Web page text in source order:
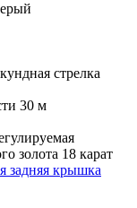
стрелка
30 м
золота 18 карат
задняя крышка